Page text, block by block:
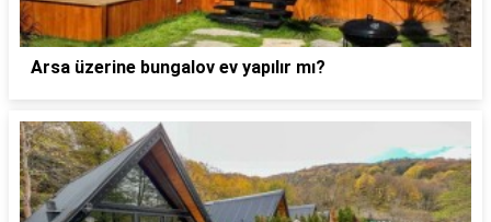
Arsa üzerine bungalov ev yapılır mı?